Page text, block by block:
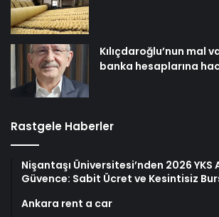
Kılıçdaroğlu’nun mal
banka hesaplarına
Rastgele Haberler
Nişantaşı Üniversitesi’nden 2026
Güvence: Sabit Ücret ve Kesintisiz
Ankara rent a car